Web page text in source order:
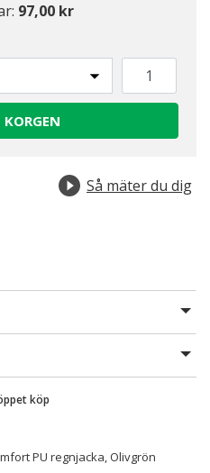
97,00 kr
Så mäter du dig
köp
PU regnjacka, Olivgrön